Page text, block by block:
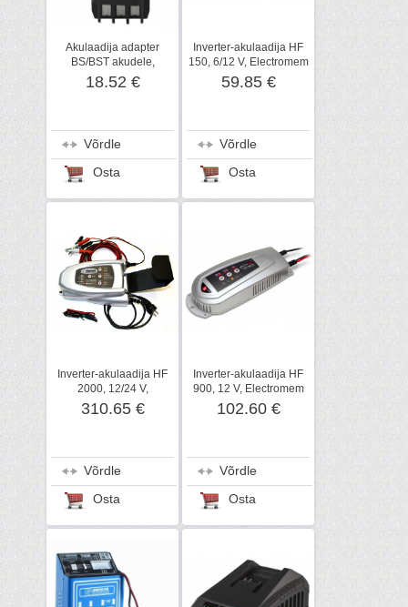
Akulaadija adapter
BS/BST akudele,
Metabo
18.52 €
Võrdle
Osta
Inverter-akulaadija HF
150, 6/12 V, Electromem
59.85 €
Võrdle
Osta
Inverter-akulaadija HF
2000, 12/24 V,
Electromem
310.65 €
Võrdle
Osta
Inverter-akulaadija HF
900, 12 V, Electromem
102.60 €
Võrdle
Osta